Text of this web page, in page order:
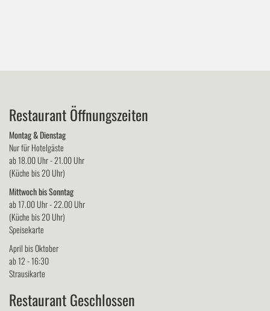
Restaurant Öffnungszeiten
Montag & Dienstag
Nur für Hotelgäste
ab 18.00 Uhr - 21.00 Uhr
(Küche bis 20 Uhr)
Mittwoch bis Sonntag
ab 17.00 Uhr - 22.00 Uhr
(Küche bis 20 Uhr)
Speisekarte
April bis Oktober
ab 12 - 16:30
Strausikarte
Restaurant Geschlossen